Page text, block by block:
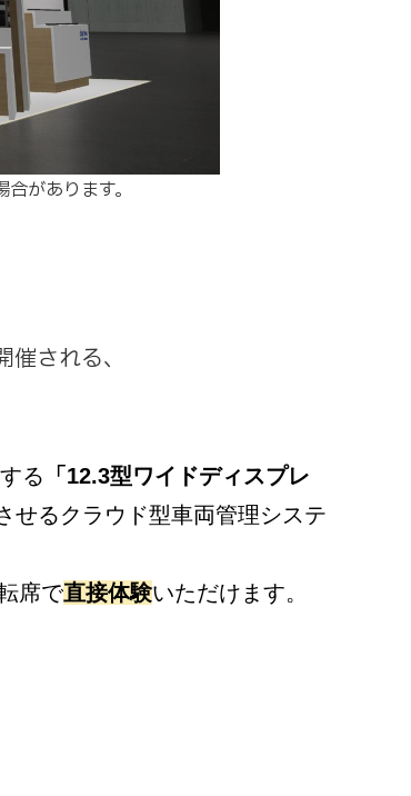
ます。
される、
る 「12.3型ワイドディスプレ
せるクラウド型車両管理システ
席で直接体験いただけます。